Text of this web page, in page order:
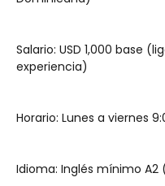
Salario: USD 1,000 base
experiencia)
Horario: Lunes a viernes
Idioma: Inglés mínimo A2